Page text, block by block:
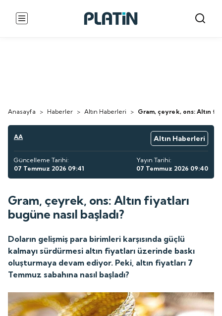
Anasayfa > Haberler > Altın Haberleri > Gram, çeyrek, ons: Altın
AA Altın Haberleri
Güncelleme Tarihi:
07 Temmuz 2026 09:41
Yayın Tarihi:
07 Temmuz 2026 09:40
Gram, çeyrek, ons: Altın fiyatları
bugüne nasıl başladı?
Doların gelişmiş para birimleri karşısında güçlü
kalmayı sürdürmesi altın fiyatları üzerinde baskı
oluşturmaya devam ediyor. Peki, altın fiyatları 7
Temmuz sabahına nasıl başladı?